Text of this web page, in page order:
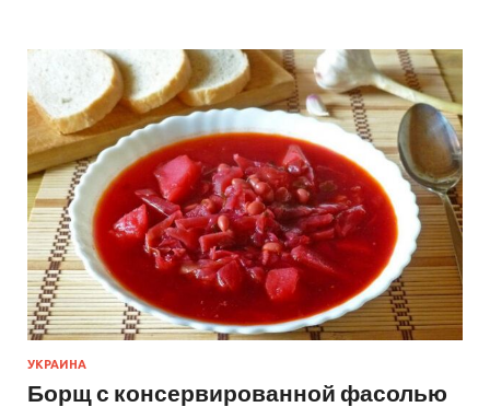
УКРАИНА
Борщ с консервированной фасолью